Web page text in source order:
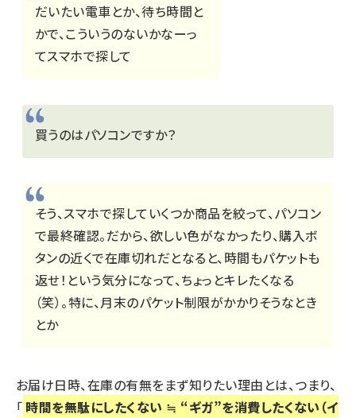
だいたい電車とか、待ち時間と
かで、こういうのないかなーっ
てスマホで探して
買うのはパソコンですか？
そう、スマホで探していくつか商品を絞って、パソコン
で最終確認。だから、欲しい色がなかったり、購入ボ
タンの近くで在庫切れだとなると、時間もパケットも
返せ！という気分になって、ちょっとキレたくなる
（笑）。特に、月末のパケット制限がかかりそうなとき
とか
お届け日時、在庫の有無をまず知りたい理由とは、つまり、
「 時間を無駄にしたくない ≒ “ギガ”を消費したくない（イ